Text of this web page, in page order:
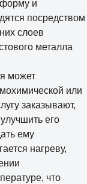
и
посредством
слоев
металла
может
или
заказывают,
его
ему
нагреву,
что